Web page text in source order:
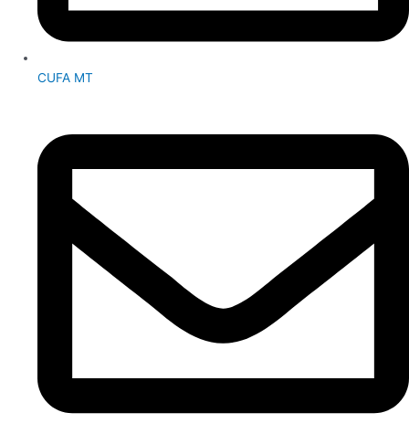
CUFA MT